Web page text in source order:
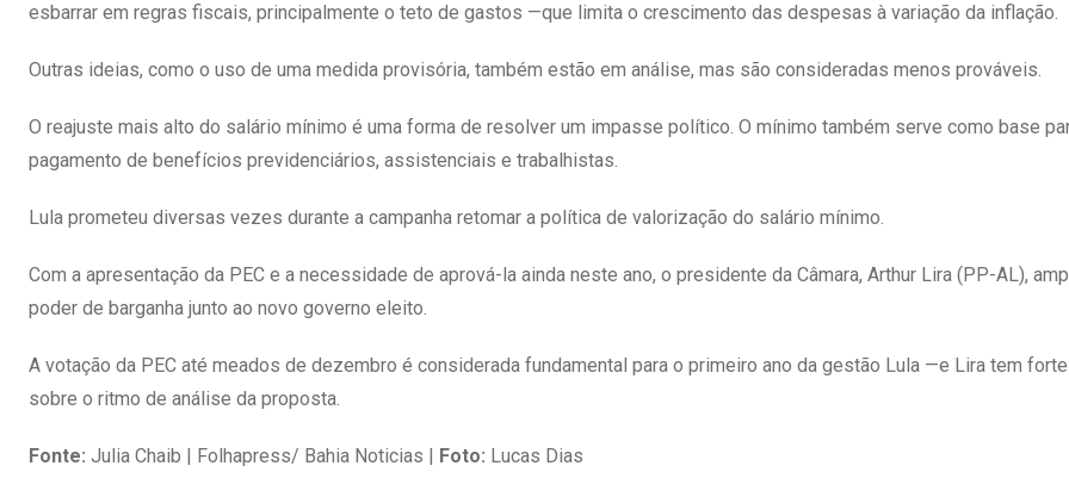
esbarrar em regras fiscais, principalmente o teto de gastos —que limita o crescimento das despesas à variação da inflação.
Outras ideias, como o uso de uma medida provisória, também estão em análise, mas são consideradas menos prováveis.
O reajuste mais alto do salário mínimo é uma forma de resolver um impasse político. O mínimo também serve como base
pagamento de benefícios previdenciários, assistenciais e trabalhistas.
Lula prometeu diversas vezes durante a campanha retomar a política de valorização do salário mínimo.
Com a apresentação da PEC e a necessidade de aprová-la ainda neste ano, o presidente da Câmara, Arthur Lira (PP-AL),
poder de barganha junto ao novo governo eleito.
A votação da PEC até meados de dezembro é considerada fundamental para o primeiro ano da gestão Lula —e Lira tem
sobre o ritmo de análise da proposta.
Fonte: Julia Chaib | Folhapress/ Bahia Noticias | Foto: Lucas Dias